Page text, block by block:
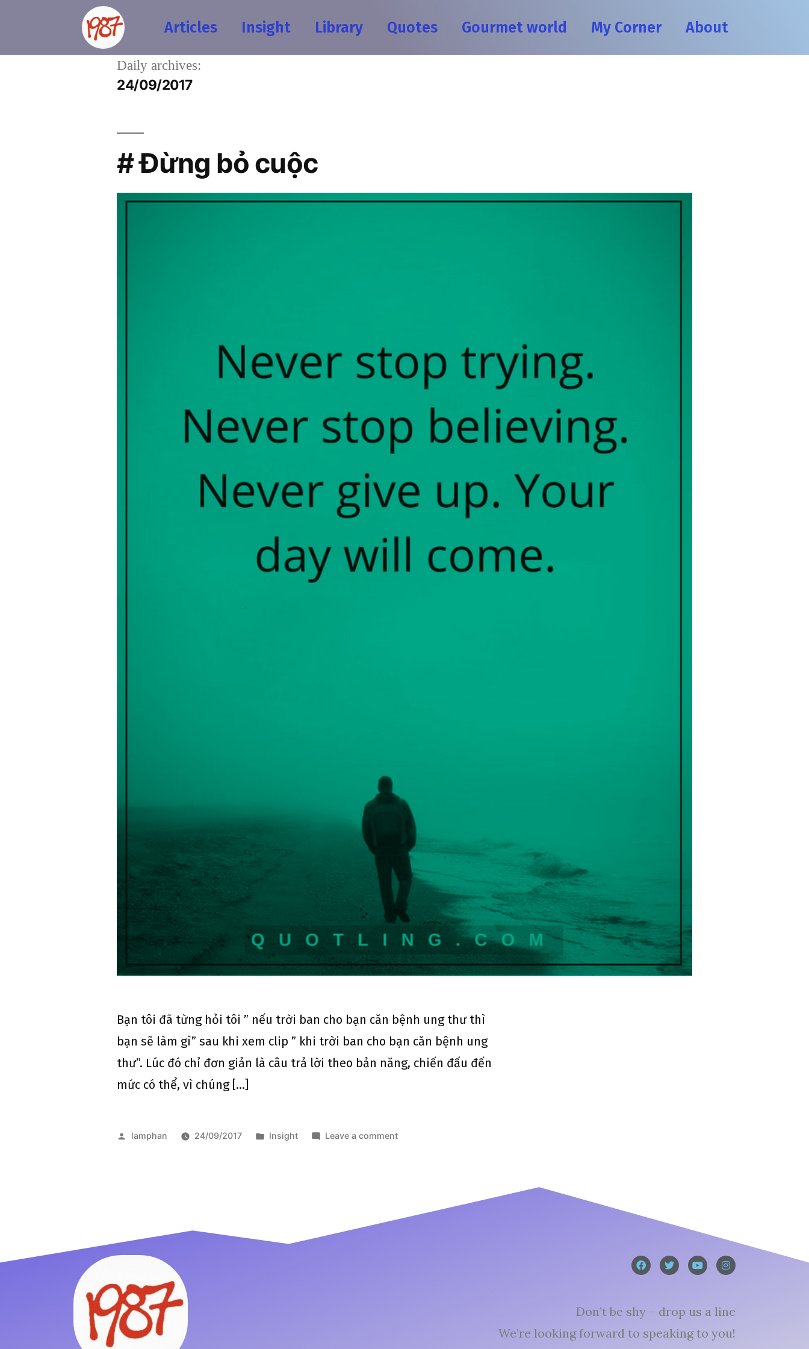
Articles Insight Library Quotes Gourmet world My Corner About
Daily archives:
24/09/2017
# Đừng bỏ cuộc
Bạn tôi đã từng hỏi tôi ” nếu trời ban cho bạn căn bệnh ung thư thì
bạn sẽ làm gì” sau khi xem clip ” khi trời ban cho bạn căn bệnh ung
thư”. Lúc đó chỉ đơn giản là câu trả lời theo bản năng, chiến đấu đến
mức có thể, vì chúng […]
lamphan 24/09/2017 Insight Leave a comment
Don’t be shy – drop us a line
We’re looking forward to speaking to you!